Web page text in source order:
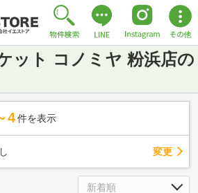
ット コノミヤ 粉浜店の
4 件を表示
変更